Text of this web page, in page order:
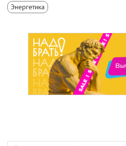
Энергетика